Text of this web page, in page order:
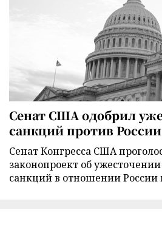
Сенат США одобрил
санкций против
Сенат Конгресса США
законопроект об
санкций в отношении России